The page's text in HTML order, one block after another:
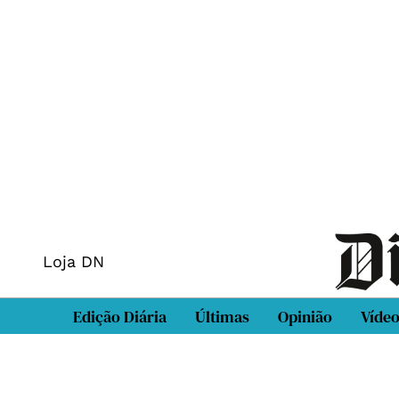
Loja DN
Edição Diária Últimas Opinião